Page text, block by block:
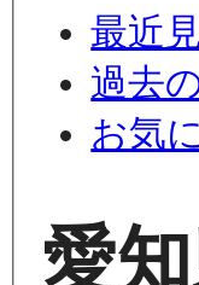
最近
過去
お気
愛